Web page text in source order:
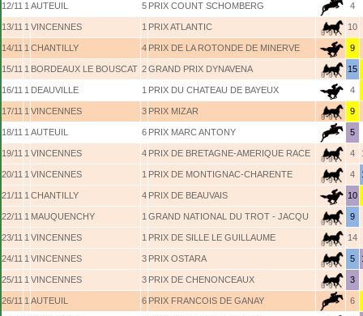
12/11 1 AUTEUIL 5 PRIX COUNT SCHOMBERG 4
13/11 1 VINCENNES 1 PRIX ATLANTIC 10
14/11 1 CHANTILLY 4 PRIX DE LA ROTONDE DE MINERVE 9
15/11 1 BORDEAUX LE BOUSCAT 2GRAND PRIX DYNAVENA 15
16/11 1 DEAUVILLE 1 PRIX DU CHATEAU DE BAYEUX 4
17/11 1 VINCENNES 3 PRIX MIZAR 9
18/11 1 AUTEUIL 6 PRIX MARC ANTONY 5
19/11 1 VINCENNES 4 PRIX DE BRETAGNE-AMERIQUE RACE 4
20/11 1 VINCENNES 1 PRIX DE MONTIGNAC-CHARENTE 4
21/11 1 CHANTILLY 4 PRIX DE BEAUVAIS 10
22/11 1 MAUQUENCHY 1 GRAND NATIONAL DU TROT - JACQU 9
23/11 1 VINCENNES 1 PRIX DE SILLE LE GUILLAUME 14
24/11 1 VINCENNES 3 PRIX OSTARA 5
25/11 1 VINCENNES 3 PRIX DE CHENONCEAUX 3
26/11 1 AUTEUIL 6 PRIX FRANCOIS DE GANAY 6